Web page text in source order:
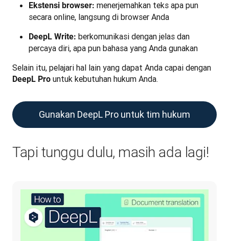
Ekstensi browser: menerjemahkan teks apa pun
secara online, langsung di browser Anda
DeepL Write: berkomunikasi dengan jelas dan
percaya diri, apa pun bahasa yang Anda gunakan
DeepL Pro untuk kebutuhan hukum Anda.
Gunakan DeepL Pro untuk tim hukum
Tapi tunggu dulu, masih ada lagi!